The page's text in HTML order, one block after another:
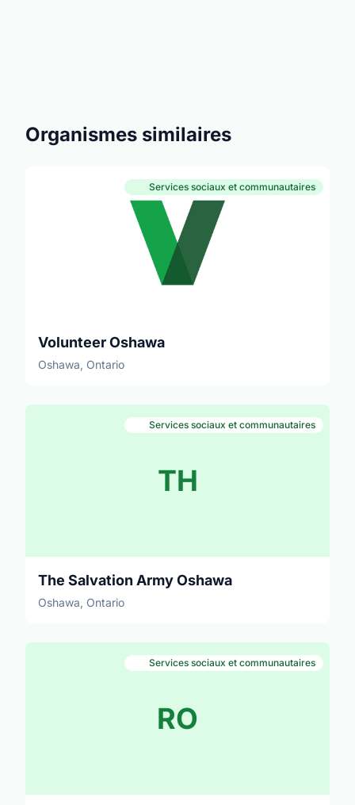
Organismes similaires
Services sociaux et communautaires
Volunteer Oshawa
Oshawa, Ontario
TH
Services sociaux et communautaires
The Salvation Army Oshawa
Oshawa, Ontario
RO
Services sociaux et communautaires